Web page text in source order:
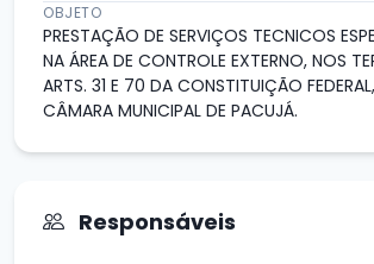
OBJETO
PRESTAÇÃO DE SERVIÇOS TECNICOS
NA ÁREA DE CONTROLE EXTERNO, NOS
ARTS. 31 E 70 DA CONSTITUIÇÃO
CÂMARA MUNICIPAL DE PACUJÁ.
Responsáveis